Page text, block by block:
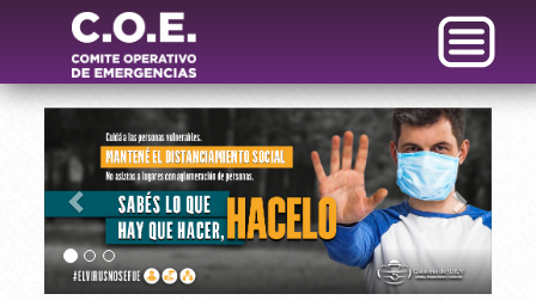
Previous Next